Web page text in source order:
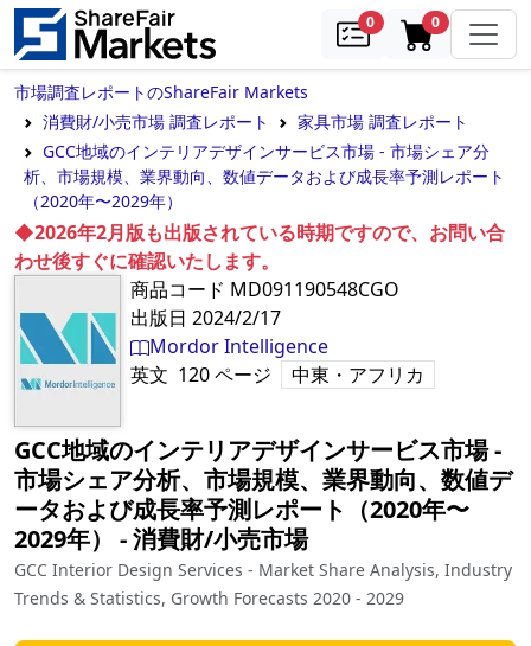
0samples0in cart
市場調査レポートのShareFair Markets
消費財/小売市場 調査レポート
家具市場 調査レポート
GCC地域のインテリアデザインサービス市場 - 市場シェア分
析、市場規模、業界動向、数値データおよび成長率予測レポート
（2020年〜2029年）
◆2026年2月版も出版されている時期ですので、お問い合
わせ後すぐに確認いたします。
商品コード MD091190548CGO
出版日 2024/2/17
Mordor Intelligence
英文 120ページ 中東・アフリカ
GCC地域のインテリアデザインサービス市場 -
市場シェア分析、市場規模、業界動向、数値デ
ータおよび成長率予測レポート（2020年〜
2029年）
‐消費財/小売市場
GCC Interior Design Services - Market Share Analysis, Industry
Trends & Statistics, Growth Forecasts 2020 - 2029